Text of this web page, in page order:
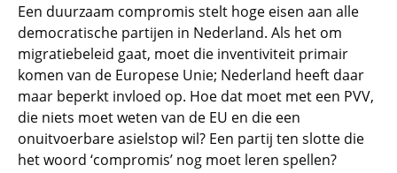
Een duurzaam compromis stelt hoge eisen aan alle
democratische partijen in Nederland. Als het om
migratiebeleid gaat, moet die inventiviteit primair
komen van de Europese Unie; Nederland heeft daar
maar beperkt invloed op. Hoe dat moet met een PVV,
die niets moet weten van de EU en die een
onuitvoerbare asielstop wil? Een partij ten slotte die
het woord ‘compromis’ nog moet leren spellen?